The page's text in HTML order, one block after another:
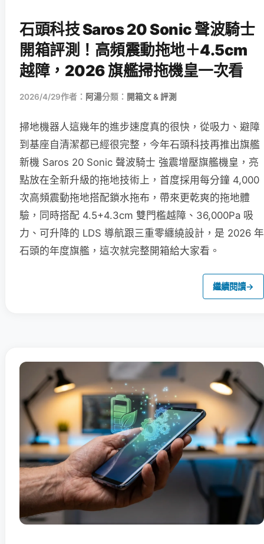
石頭科技 Saros 20 Sonic 聲波騎士
開箱評測！高頻震動拖地＋4.5cm
越障，2026 旗艦掃拖機皇一次看
2026/4/29作者： 阿湯分類： 開箱文 & 評測
掃地機器人這幾年的進步速度真的很快，從吸力、避障
到基座自清潔都已經很完整，今年石頭科技再推出旗艦
新機 Saros 20 Sonic 聲波騎士 強震增壓旗艦機皇，亮
點放在全新升級的拖地技術上，首度採用每分鐘 4,000
次高頻震動拖地搭配鎖水拖布，帶來更乾爽的拖地體
驗，同時搭配 4.5+4.3cm 雙門檻越障、36,000Pa 吸
力、可升降的 LDS 導航跟三重零纏繞設計，是 2026 年
石頭的年度旗艦，這次就完整開箱給大家看。
繼續閱讀→